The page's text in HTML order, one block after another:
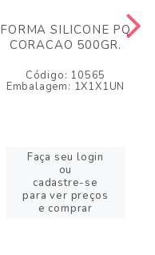
FORMA SILICONE PQ
CORACAO 500GR.
Código: 10565
Embalagem: 1X1X1UN
Faça seu login
ou
cadastre-se
para ver preços
e comprar